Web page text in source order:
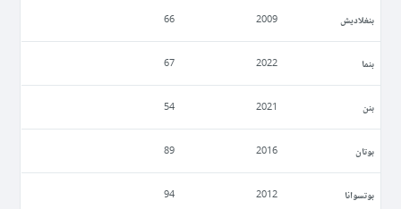
بنغلاديش 2009
66
بنما 2022
67
بنن 2021
54
بوتان 2016
89
بوتسوانا 2012
94